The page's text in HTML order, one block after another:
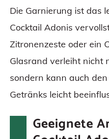
Die Garnierung ist das
Cocktail Adonis
Zitronenzeste oder ein
Glasrand verleiht nicht
sondern kann auch
Getränks leicht
Geeignete